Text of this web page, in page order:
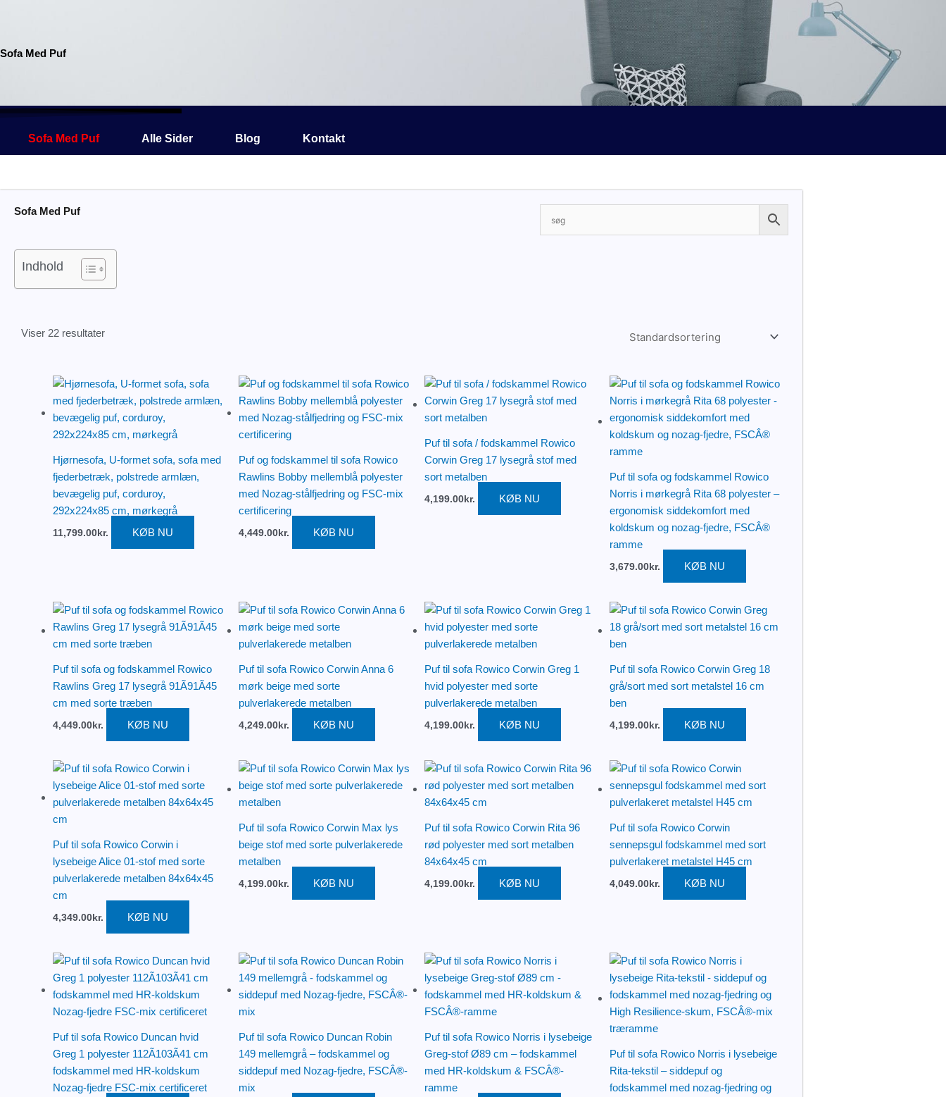
Sofa Med Puf
Sofa Med Puf Alle Sider Blog Kontakt
Sofa Med Puf
Indhold
Viser 22 resultater
Hjørnesofa, U-formet sofa, sofa med
fjederbetræk, polstrede armlæn,
bevægelig puf, corduroy,
292x224x85 cm, mørkegrå
11,799.00 kr. KØB NU
Puf og fodskammel til sofa Rowico
Rawlins Bobby mellemblå polyester
med Nozag-stålfjedring og FSC-mix
certificering
4,449.00kr. KØB NU
Puf til sofa / fodskammel Rowico
Corwin Greg 17 lysegrå stof med
sort metalben
4,199.00kr. KØB NU
Puf til sofa og fodskammel Rowico
Norris i mørkegrå Rita 68 polyester –
ergonomisk siddekomfort med
koldskum og nozag-fjedre, FSCÂ®
ramme
3,679.00 kr. KØB NU
Puf til sofa og fodskammel Rowico
Rawlins Greg 17 lysegrå 91Ã91Ã45
cm med sorte træben
4,449.00 kr. KØB NU
Puf til sofa Rowico Corwin Anna 6
mørk beige med sorte
pulverlakerede metalben
4,249.00kr. KØB NU
Puf til sofa Rowico Corwin Greg 1
hvid polyester med sorte
pulverlakerede metalben
4,199.00kr. KØB NU
Puf til sofa Rowico Corwin Greg 18
grå/sort med sort metalstel 16 cm
ben
4,199.00 kr. KØB NU
Puf til sofa Rowico Corwin i
lysebeige Alice 01-stof med sorte
pulverlakerede metalben 84x64x45
cm
4,349.00 kr. KØB NU
Puf til sofa Rowico Corwin Max lys
beige stof med sorte pulverlakerede
metalben
4,199.00kr. KØB NU
Puf til sofa Rowico Corwin Rita 96
rød polyester med sort metalben
84x64x45 cm
4,199.00kr. KØB NU
Puf til sofa Rowico Corwin
sennepsgul fodskammel med sort
pulverlakeret metalstel H45 cm
4,049.00 kr. KØB NU
Puf til sofa Rowico Duncan hvid
Greg 1 polyester 112Ã103Ã41 cm
fodskammel med HR-koldskum
Nozag-fjedre FSC-mix certificeret
Puf til sofa Rowico Duncan Robin
149 mellemgrå – fodskammel og
siddepuf med Nozag-fjedre, FSCÂ®-
mix
Puf til sofa Rowico Norris i lysebeige
Greg-stof Ø89 cm – fodskammel
med HR-koldskum & FSCÂ®-
ramme
Puf til sofa Rowico Norris i lysebeige
Rita-tekstil – siddepuf og
fodskammel med nozag-fjedring og